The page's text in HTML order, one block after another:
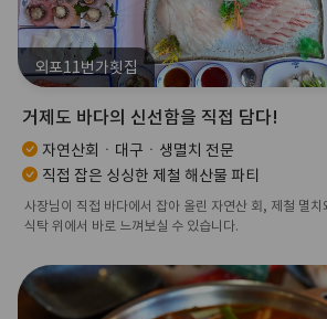
외포11번가횟집
거제도 바다의 신선함을 직접 담다!
자연산회ㆍ대구ㆍ생멸치 전문
직접 잡은 싱싱한 제철 해산물 파티
사장님이 직접 바다에서 잡아 올린 자연산 회, 제철 멸
식탁 위에서 바로 느껴보실 수 있습니다.